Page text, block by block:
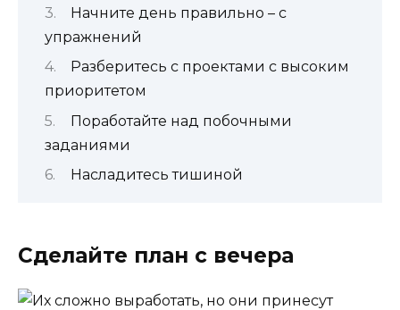
Начните день правильно – с
упражнений
Разберитесь с проектами с высоким
приоритетом
Поработайте над побочными
заданиями
Насладитесь тишиной
Сделайте план с вечера